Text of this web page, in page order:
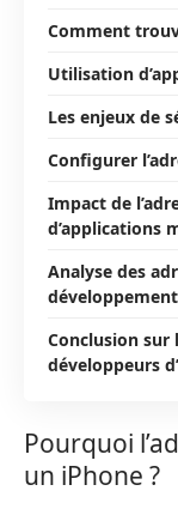
Comment
Utilisation
Les enjeux de
Configurer
Impact de
d’applications
Analyse des
développement
Conclusion sur
développeurs
Pourquoi
un iPhone ?